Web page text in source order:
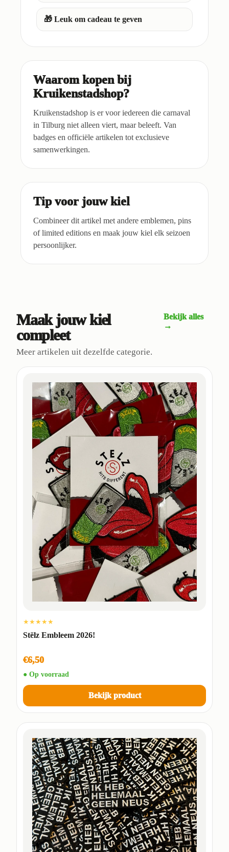
🎁 Leuk om cadeau te geven
Waarom kopen bij
Kruikenstadshop?
Kruikenstadshop is er voor iedereen die carnaval
in Tilburg niet alleen viert, maar beleeft. Van
badges en officiële artikelen tot exclusieve
samenwerkingen.
Tip voor jouw kiel
Combineer dit artikel met andere emblemen, pins
of limited editions en maak jouw kiel elk seizoen
persoonlijker.
Maak jouw kiel
compleet
Meer artikelen uit dezelfde categorie.
Bekijk alles
→
★★★★★
Stëlz Embleem 2026!
€6,50
● Op voorraad
Bekijk product